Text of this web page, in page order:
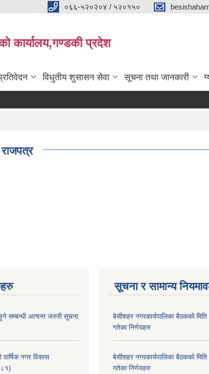
०६६-५२०२०४ / ५२०१५०
कार्यालय,गण्डकी प्रदेश
विधुतीय शुसासन सेवा सूचना तथा जानकारी
सम्बन्धी अत्यन्त जरुरी सूचना
नगर विकास
सूचना र सामान्य
बे‍‍सीशहर नगरकार्यपालिका बैठककाे
गतेका निर्णयहरु
बे‍‍सीशहर नगरकार्यपालिका बैठककाे
गतेका निर्णयहरु